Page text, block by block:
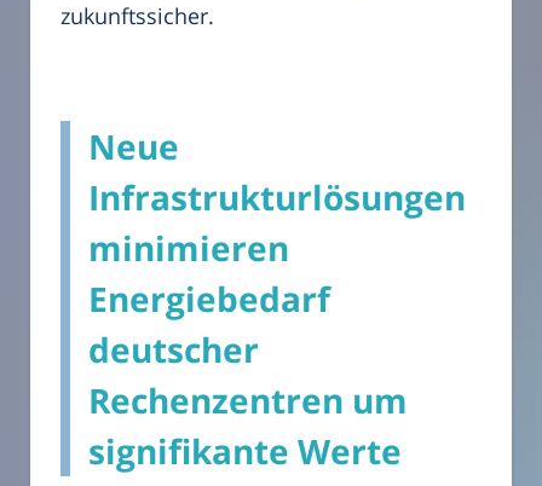
zukunftssicher.
Neue
Infrastrukturlösungen
minimieren
Energiebedarf
deutscher
Rechenzentren um
signifikante Werte